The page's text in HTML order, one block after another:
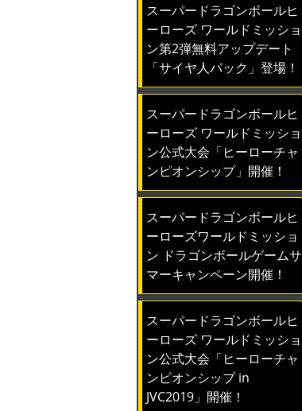
スーパードラゴンボールヒ
ーローズ ワールドミッショ
ン第2弾無料アップデート
「サイヤ人パック」登場！
スーパードラゴンボールヒ
ーローズ ワールドミッショ
ン公式大会「ヒーローチャ
ンピオンシップ」開催！
スーパードラゴンボールヒ
ーローズワールドミッショ
ン ドラゴンボールゲームサ
マーキャンペーン開催！
スーパードラゴンボールヒ
ーローズ ワールドミッショ
ン公式大会「ヒーローチャ
ンピオンシップ in
JVC2019」開催！